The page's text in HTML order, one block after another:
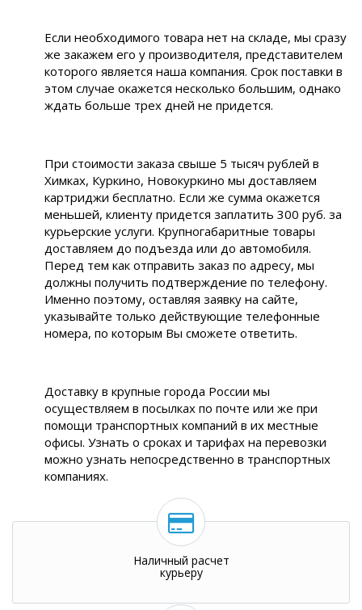
Если необходимого товара нет на складе, мы сразу
же закажем его у производителя, представителем
которого является наша компания. Срок поставки в
этом случае окажется несколько большим, однако
ждать больше трех дней не придется.
При стоимости заказа свыше 5 тысяч рублей в
Химках, Куркино, Новокуркино мы доставляем
картриджи бесплатно. Если же сумма окажется
меньшей, клиенту придется заплатить 300 руб. за
курьерские услуги. Крупногабаритные товары
доставляем до подъезда или до автомобиля.
Перед тем как отправить заказ по адресу, мы
должны получить подтверждение по телефону.
Именно поэтому, оставляя заявку на сайте,
указывайте только действующие телефонные
номера, по которым Вы сможете ответить.
Доставку в крупные города России мы
осуществляем в посылках по почте или же при
помощи транспортных компаний в их местные
офисы. Узнать о сроках и тарифах на перевозки
можно узнать непосредственно в транспортных
компаниях.
Наличный расчет
курьеру